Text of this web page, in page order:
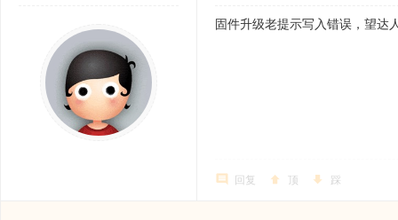
固件升级老提示写入错误，望达
回复 顶 踩